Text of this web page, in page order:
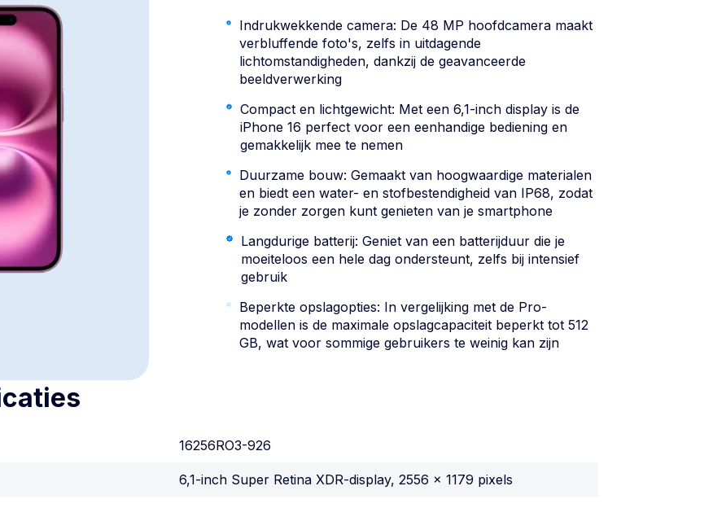
Indrukwekkende camera: De 48 MP hoofdcamera maakt
verbluffende foto's, zelfs in uitdagende
lichtomstandigheden, dankzij de geavanceerde
beeldverwerking
Compact en lichtgewicht: Met een 6,1-inch display is de
iPhone 16 perfect voor een eenhandige bediening en
gemakkelijk mee te nemen
Duurzame bouw: Gemaakt van hoogwaardige materialen
en biedt een water- en stofbestendigheid van IP68, zodat
je zonder zorgen kunt genieten van je smartphone
Langdurige batterij: Geniet van een batterijduur die je
moeiteloos een hele dag ondersteunt, zelfs bij intensief
gebruik
Beperkte opslagopties: In vergelijking met de Pro-
modellen is de maximale opslagcapaciteit beperkt tot 512
GB, wat voor sommige gebruikers te weinig kan zijn
16256RO3-926
6,1-inch Super Retina XDR-display, 2556 x 1179 pixels